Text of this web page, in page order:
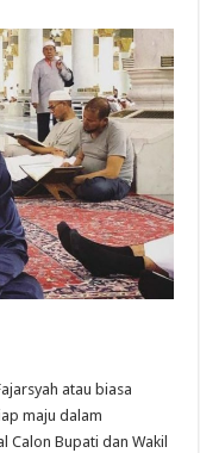
atau biasa
maju dalam
Calon Bupati dan Wakil